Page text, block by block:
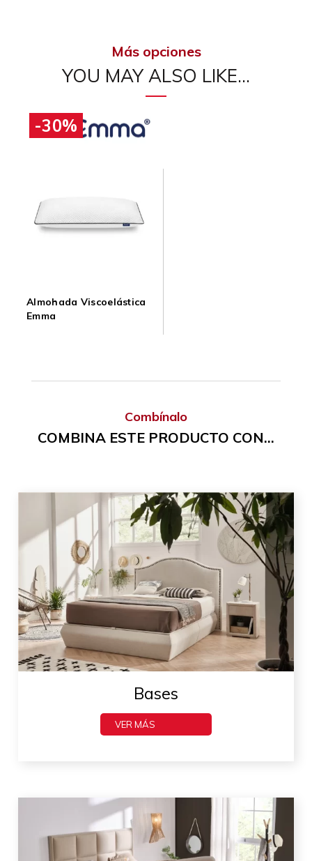
Más opciones
YOU MAY ALSO LIKE…
-30%
Almohada Viscoelástica
Emma
Combínalo
COMBINA ESTE PRODUCTO CON...
Bases
VER MÁS